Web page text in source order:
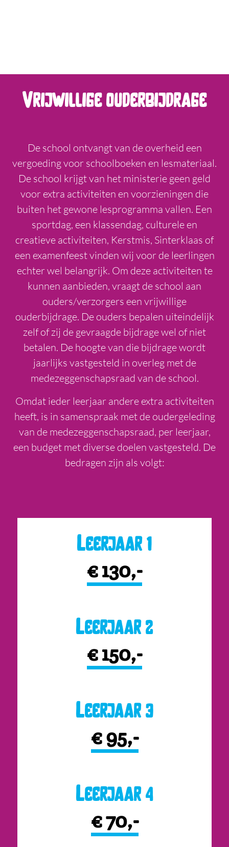
Vrijwillige ouderbijdrage
De school ontvangt van de overheid een
vergoeding voor schoolboeken en lesmateriaal.
De school krijgt van het ministerie geen geld
voor extra activiteiten en voorzieningen die
buiten het gewone lesprogramma vallen. Een
sportdag, een klassendag, culturele en
creatieve activiteiten, Kerstmis, Sinterklaas of
een examenfeest vinden wij voor de leerlingen
echter wel belangrijk. Om deze activiteiten te
kunnen aanbieden, vraagt de school aan
ouders/verzorgers een vrijwillige
ouderbijdrage. De ouders bepalen uiteindelijk
zelf of zij de gevraagde bijdrage wel of niet
betalen. De hoogte van die bijdrage wordt
jaarlijks vastgesteld in overleg met de
medezeggenschapsraad van de school.
Omdat ieder leerjaar andere extra activiteiten
heeft, is in samenspraak met de oudergeleding
van de medezeggenschapsraad, per leerjaar,
een budget met diverse doelen vastgesteld. De
bedragen zijn als volgt:
Leerjaar 1
€ 130,-
Leerjaar 2
€ 150,-
Leerjaar 3
€ 95,-
Leerjaar 4
€ 70,-